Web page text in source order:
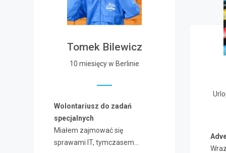
Tomek Bilewicz
10 miesięcy w Berlinie
Wolontariusz do zadań
specjalnych
Miałem zajmować się
sprawami IT, tymczasem…